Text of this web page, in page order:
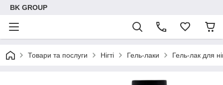
BK GROUP
Товари та послуги Нігті Гель-лаки Гель-лак для